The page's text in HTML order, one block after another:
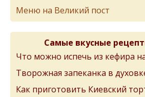
Меню на Великий пост
Самые вкусные
Что можно испечь из кефира
Творожная запеканка в
Как приготовить Киевский